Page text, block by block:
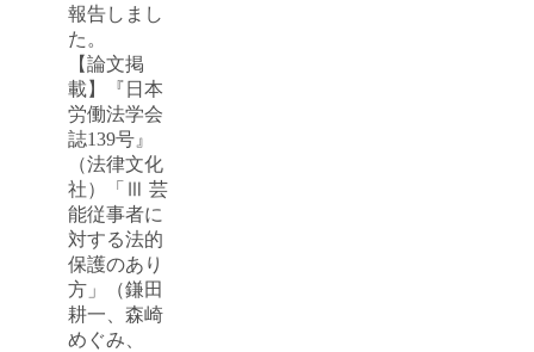
報告しまし
た。
【論文掲
載】『日本
労働法学会
誌139号』
（法律文化
社）「Ⅲ 芸
能従事者に
対する法的
保護のあり
方」（鎌田
耕一、森崎
めぐみ、